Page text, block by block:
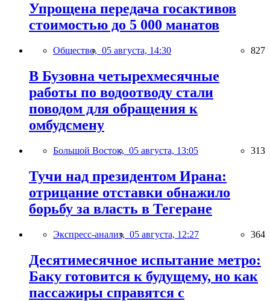
Упрощена передача госактивов
стоимостью до 5 000 манатов
Общество, 05 августа, 14:30 827
В Бузовна четырехмесячные
работы по водоотводу стали
поводом для обращения к
омбудсмену
Большой Восток, 05 августа, 13:05 313
Тучи над президентом Ирана:
отрицание отставки обнажило
борьбу за власть в Тегеране
Экспресс-анализ, 05 августа, 12:27 364
Десятимесячное испытание метро:
Баку готовится к будущему, но как
пассажиры справятся с